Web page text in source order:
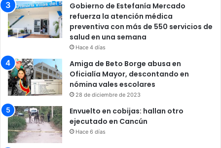
Gobierno de Estefanía Mercado
refuerza la atención médica
preventiva con más de 550 servicios de
salud en una semana
Hace 4 días
Amiga de Beto Borge abusa en
Oficialía Mayor, descontando en
nómina vales escolares
28 de diciembre de 2023
Envuelto en cobijas: hallan otro
ejecutado en Cancún
Hace 6 días